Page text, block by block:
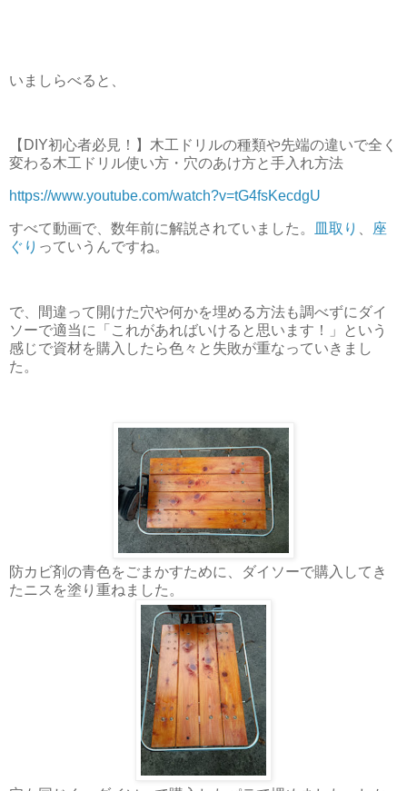
いましらべると、
【DIY初心者必見！】木工ドリルの種類や先端の違いで全く
変わる木工ドリル使い方・穴のあけ方と手入れ方法
https://www.youtube.com/watch?v=tG4fsKecdgU
すべて動画で、数年前に解説されていました。 皿取り
座
ぐり っていうんですね。
で、間違って開けた穴や何かを埋める方法も調べずにダイ
ソーで適当に「これがあればいけると思います！」という
感じで資材を購入したら色々と失敗が重なっていきまし
た。
防カビ剤の青色をごまかすために、ダイソーで購入してき
たニスを塗り重ねました。